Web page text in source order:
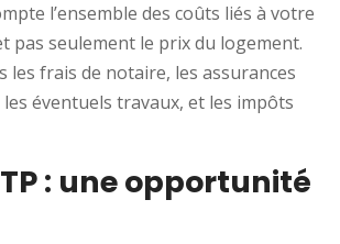
l’ensemble des coûts liés à votre
pas seulement le prix du logement.
les frais de notaire, les assurances
éventuels travaux, et les impôts
: une opportunité